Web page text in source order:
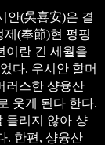
안(吳喜安)은 결
제(奉節)현 펑핑
이란 긴 세월을
다. 우시안 할머
러스한 샹융산
웃게 된다 한다.
들리지 않아 샹
. 한편, 샹융산